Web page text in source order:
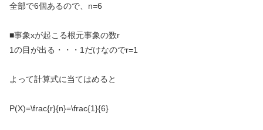
全部で6個あるので、n=6
■事象xが起こる根元事象の数r
1の目が出る・・・1だけなのでr=1
よって計算式に当てはめると
P(X)=\frac{r}{n}=\frac{1}{6}